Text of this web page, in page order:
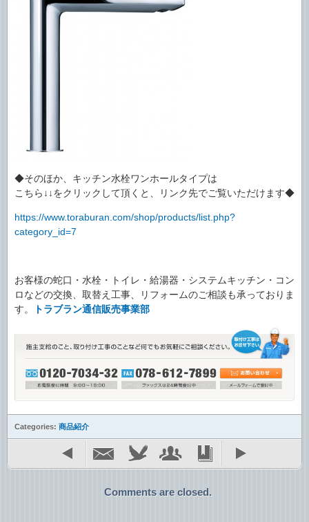
◆そのほか、キッチン水栓ワンホールタイプは
こちら↓↓をクリックして頂くと、リンク先でご覧いただけます◆
https://www.toraburan.com/shop/products/list.php?
category_id=7
お客様の蛇口・水栓・トイレ・給湯器・システムキッチン・コン
ロなどの交換、取替え工事、リフォームのご相談も承っておりま
す。
トラブラン通信販売事業部
Categories: 商品紹介
Comments are closed.